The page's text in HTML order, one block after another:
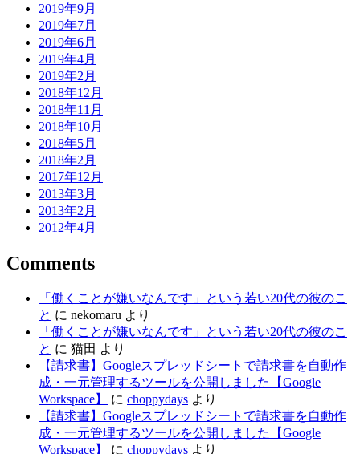
2019年9月
2019年7月
2019年6月
2019年4月
2019年2月
2018年12月
2018年11月
2018年10月
2018年5月
2018年2月
2017年12月
2013年3月
2013年2月
2012年4月
Comments
「働くことが嫌いなんです」という若い20代の彼のこ
と に nekomaru より
「働くことが嫌いなんです」という若い20代の彼のこ
と に 猫田 より
【請求書】Googleスプレッドシートで請求書を自動作
成・一元管理するツールを公開しました【Google
Workspace】
に choppydays より
【請求書】Googleスプレッドシートで請求書を自動作
成・一元管理するツールを公開しました【Google
Workspace】
に choppydays より